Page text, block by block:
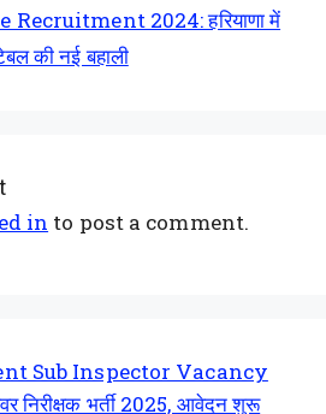
Recruitment 2024: हरियाणा में
की नई बहाली
in to post a comment.
Sub Inspector Vacancy
निरीक्षक भर्ती 2025, आवेदन शुरू